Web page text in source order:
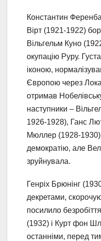
Константин
Вірт (1921-1922)
Вільгельм Куно
окупацію Руру.
іконою,
Європою через
отримав
наступники –
1926-1928), Ганс
Мюллер (1928-1930)
демократію, але
зруйнувала.
Генріх Брюнінг
декретами,
посилило
(1932) і Курт фон
останніми, перед